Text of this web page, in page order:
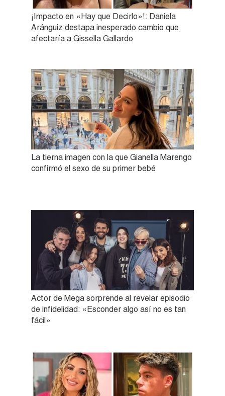
¡Impacto en «Hay que Decirlo»!: Daniela
Aránguiz destapa inesperado cambio que
afectaría a Gissella Gallardo
La tierna imagen con la que Gianella Marengo
confirmó el sexo de su primer bebé
Actor de Mega sorprende al revelar episodio
de infidelidad: «Esconder algo así no es tan
fácil»